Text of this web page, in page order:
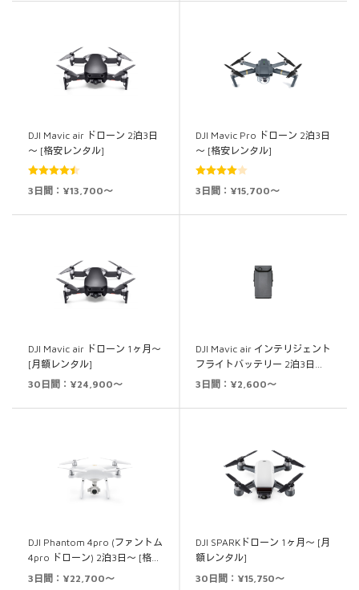
DJI Mavic air ドローン 2泊3日
～ [格安レンタル]
5段階中
3日間：¥13,700～
DJI Mavic Pro ドローン 2泊3日
～ [格安レンタル]
5段階中
価
3日間：¥15,700～
DJI Mavic air ドローン 1ヶ月～
[月額レンタル]
30日間：¥24,900～
DJI Mavic air インテリジェント
フライトバッテリー 2泊3日…
3日間：¥2,600～
DJI Phantom 4pro (ファントム
4pro ドローン) 2泊3日～ [格…
3日間：¥22,700～
DJI SPARKドローン 1ヶ月～ [月
額レンタル]
30日間：¥15,750～